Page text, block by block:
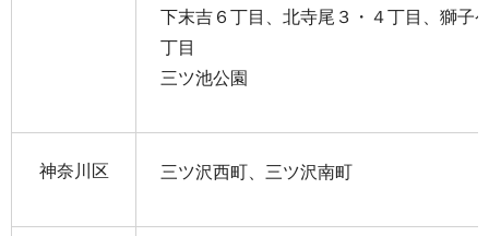
下末吉６丁目、北寺尾３・４丁目、獅子
丁目
三ツ池公園
神奈川区 三ツ沢西町、三ツ沢南町